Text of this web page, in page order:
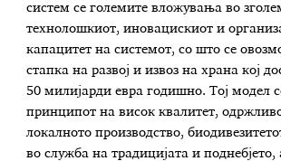
систем се големите вложувања во
технолошкиот, иновацискиот и
капацитет на системот, со што се
стапка на развој и извоз на храна кој
50 милијарди евра годишно. Тој модел
принципот на висок квалитет,
локалното производство,
во служба на традицијата и поднебјето,